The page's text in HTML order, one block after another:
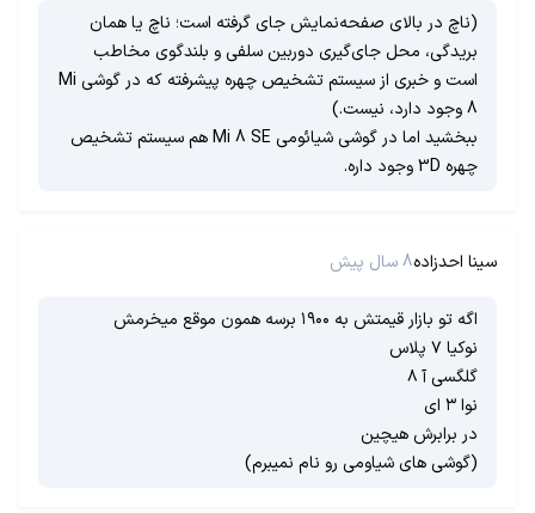
(ناچ در بالای صفحه‌نمایش جای گرفته است؛ ناچ یا همان
بریدگی، محل جای‌گیری دوربین سلفی و بلندگوی مخاطب
است و خبری از سیستم تشخیص چهره پیشرفته که در گوشی Mi
8 وجود دارد، نیست.)
ببخشید اما در گوشی شیائومی Mi 8 SE هم سیستم تشخیص
چهره 3D وجود داره.
سینا احدزاده8 سال پیش
اگه تو بازار قیمتش به ۱۹۰۰ برسه همون موقع میخرمش
نوکیا ۷ پلاس
گلگسی آ ۸
نوا ۳ ای
در برابرش هیچین
(گوشی های شیاومی رو نام نمیبرم)